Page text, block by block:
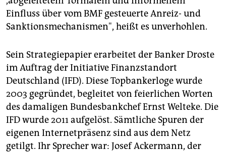
Einfluss über vom BMF gesteuerte Anreiz- und
Sanktionsmechanismen", heißt es unverhohlen.
Sein Strategiepapier erarbeitet der Banker Droste
im Auftrag der Initiative Finanzstandort
Deutschland (IFD). Diese Topbankerloge wurde
2003 gegründet, begleitet von feierlichen Worten
des damaligen Bundesbankchef Ernst Welteke. Die
IFD wurde 2011 aufgelöst. Sämtliche Spuren der
eigenen Internetpräsenz sind aus dem Netz
getilgt. Ihr Sprecher war: Josef Ackermann, der